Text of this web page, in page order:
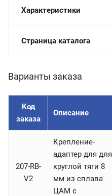
Характеристики
Страница каталога
Варианты заказа
Код
заказа
Описание
207-RB-
V2
Крепление-
адаптер для для
круглой тяги 8
мм из сплава
ЦАМ с